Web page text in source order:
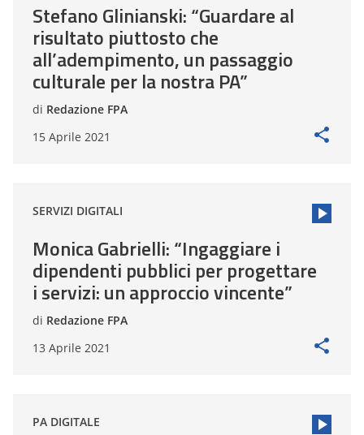
Stefano Glinianski: “Guardare al
risultato piuttosto che
all’adempimento, un passaggio
culturale per la nostra PA”
di Redazione FPA
15 Aprile 2021
SERVIZI DIGITALI
Monica Gabrielli: “Ingaggiare i
dipendenti pubblici per progettare
i servizi: un approccio vincente”
di Redazione FPA
13 Aprile 2021
PA DIGITALE